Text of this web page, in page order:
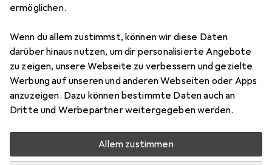
ermöglichen.
Wenn du allem zustimmst, können wir diese Daten
darüber hinaus nutzen, um dir personalisierte Angebote
zu zeigen, unsere Webseite zu verbessern und gezielte
Werbung auf unseren und anderen Webseiten oder Apps
anzuzeigen. Dazu können bestimmte Daten auch an
Dritte und Werbepartner weitergegeben werden.
Allem zustimmen
Creativ Company Schmuckband
Preis in EUR inkl. MwSt.
EUR
7,60
7
Bewertungen Marke
Mehr von Creativ